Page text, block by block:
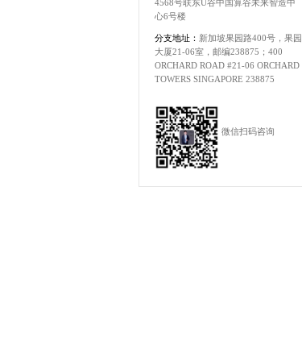
4568号联东U谷中国算谷未来智造中
心6号楼
分支地址： 新加坡果园路400号，果园
大厦21-06室，邮编238875；400
ORCHARD ROAD #21-06 ORCHARD
TOWERS SINGAPORE 238875
微信扫码咨询